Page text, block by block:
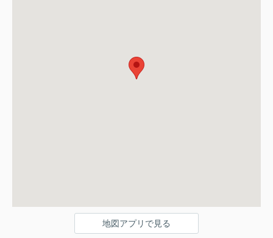
地図アプリで見る